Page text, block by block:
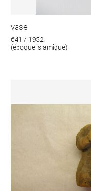
vase
641 / 1952
(époque islamique)